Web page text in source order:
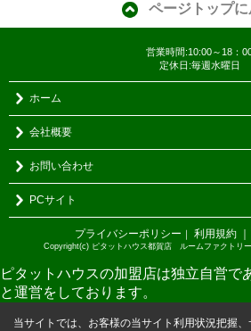
ページトップに
営業時間:10:00～18：
定休日:毎週水曜日
ホーム
会社概要
お問い合わせ
PCサイト
プライバシーポリシー 利用規約
Copyright(c) ピタットハウス都賀店 ルームファクトリ
ピタットハウスの加盟店は独立自営で
と運営をしております。
当サイトでは、お客様の当サイト利用状況把握